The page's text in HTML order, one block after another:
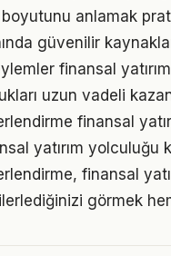
anlamak
güvenilir
finansal
uzun vadeli
finansal
yatırım yolculuğu
finansal
görmek